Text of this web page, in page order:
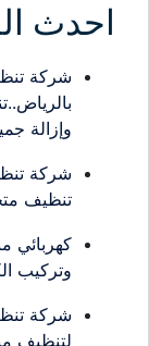
احدث
شركة
وإزالة
شركة
تنظيف متخصصه 100%
كهربائي
وتركيب
لتنظيف